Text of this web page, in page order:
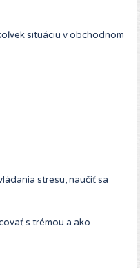
situáciu v obchodnom
stresu, naučiť sa
s trémou a ako